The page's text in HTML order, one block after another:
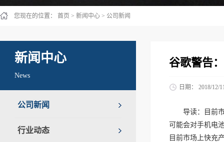
您现在的位置： 首页 > 新闻中心 > 公司新闻
新闻中心
News
公司新闻
行业动态
谷歌警告
日期： 2018/12/
导读：目前
可能会对手机电
目前市场上快充